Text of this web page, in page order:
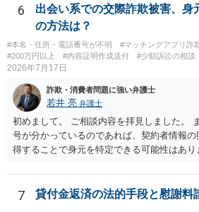
も付随していたことを無視することができ
ば、交際を終了させたことにより「一緒に
重大な障害が発生しており、当然にチケット
かは微妙であり、むしろ返金すべきとするの
合致するのではないか、という判断に傾くこ
隣り合わせになることは避けたいという心理
ところです。一方、チケットがエリア指定の
合わせにならずに済むかもしれませんし、
あったり特別席であったりすれば、判断は
ん。当該チケットがチケット転売防止法に
外に選択肢がない場合もあるでしょう。 こ
法的には「当事者の合理的意思」がどこに
必要になると思われます。なかなか難しい
6
出会い系での交際詐欺被害、身
の方法は？
#本名・住所・電話番号が不明 #マッチングアプリ詐
#200万円以上
#内容証明作成送付 #少額訴訟の相談
2026年7月17日
詐欺・消費者問題に強い弁護士
若井 亮 弁護士
初めまして。 ご相談内容を拝見しました。
号が分かっているのであれば、契約者情報
得することで身元を特定できる可能性はあ
ろです。 LINEについても、詐欺の事案であ
りますが、携帯電話の番号を経由する方法
を特定した後は、返金の理屈があるかどう
7 貸付金返済の法的手段と慰謝料